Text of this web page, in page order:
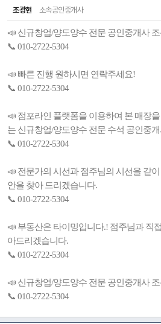
조광현 소속공인중개사
📣 신규창업/양도양수 전문 공인중개사
📞 010-2722-5304
📣 빠른 진행 원하시면 연락주세요!
📞 010-2722-5304
📣 점포라인 플랫폼을 이용하여 본 매장
는 신규창업/양도양수 전문 수석 공인중
📞 010-2722-5304
📣 전문가의 시선과 점주님의 시선을 같
안을 찾아 드리겠습니다.
📞 010-2722-5304
📣 부동산은 타이밍입니다.! 점주님과 직
아드리겠습니다.
📞 010-2722-5304
📣 신규창업/양도양수 전문 공인중개사
📞 010-2722-5304